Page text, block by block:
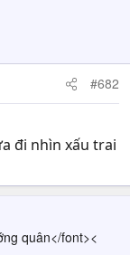
#682
đi nhìn xấu trai
quân</font><